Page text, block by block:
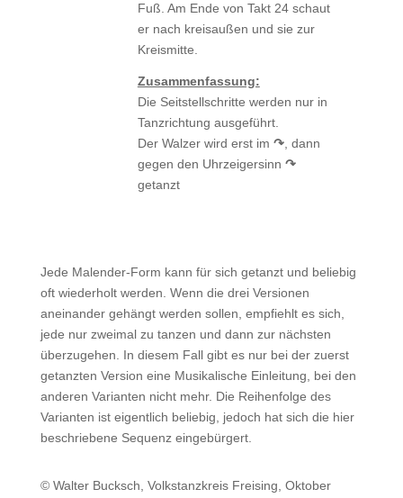
Fuß. Am Ende von Takt 24 schaut
er nach kreisaußen und sie zur
Kreismitte.
Zusammenfassung:
Die Seitstellschritte werden nur in
Tanzrichtung ausgeführt.
Der Walzer wird erst im ↷, dann
gegen den Uhrzeigersinn ↷
getanzt
Jede Malender-Form kann für sich getanzt und beliebig
oft wiederholt werden. Wenn die drei Versionen
aneinander gehängt werden sollen, empfiehlt es sich,
jede nur zweimal zu tanzen und dann zur nächsten
überzugehen. In diesem Fall gibt es nur bei der zuerst
getanzten Version eine Musikalische Einleitung, bei den
anderen Varianten nicht mehr. Die Reihenfolge des
Varianten ist eigentlich beliebig, jedoch hat sich die hier
beschriebene Sequenz eingebürgert.
© Walter Bucksch, Volkstanzkreis Freising, Oktober